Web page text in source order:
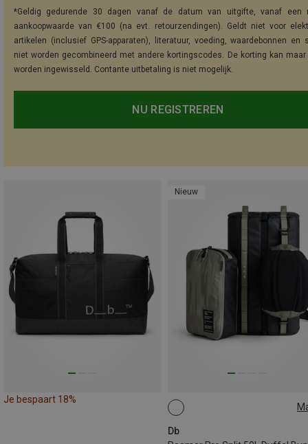
*Geldig gedurende 30 dagen vanaf de datum van uitgifte, vanaf een
aankoopwaarde van €100 (na evt. retourzendingen). Geldt niet voor
artikelen (inclusief GPS-apparaten), literatuur, voeding, waardebonnen en
niet worden gecombineerd met andere kortingscodes. De korting kan maar
worden ingewisseld. Contante uitbetaling is niet mogelijk.
NU REGISTREREN
Je bespaart 18%
Nieuw
Db
50L